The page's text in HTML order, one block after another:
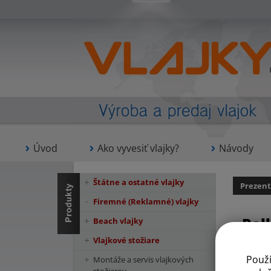
Úvod Ako vyvesiť vlajky? Návody
Štátne a ostatné vlajky
Firemné (Reklamné) vlajky
Beach vlajky
Vlajkové stožiare
Montáže a servis vlajkových